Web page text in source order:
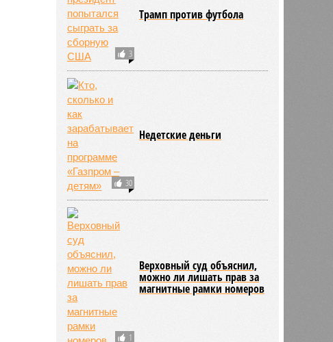
3
Трамп против футбола
30
Недетские деньги
1
Верховный суд объяснил,
можно ли лишать прав за
магнитные рамки номеров